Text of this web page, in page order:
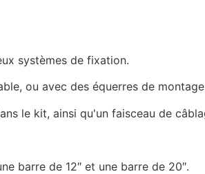
systèmes de fixation.
ou avec des équerres de
le kit, ainsi qu'un faisceau de
barre de 12″ et une barre de 20″.